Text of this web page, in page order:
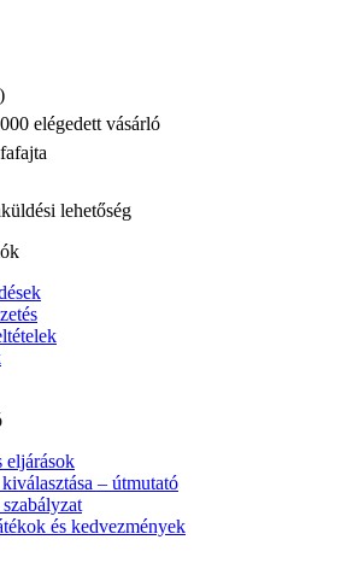
elégedett vásárló
lehetőség
eljárások
– útmutató
és kedvezmények